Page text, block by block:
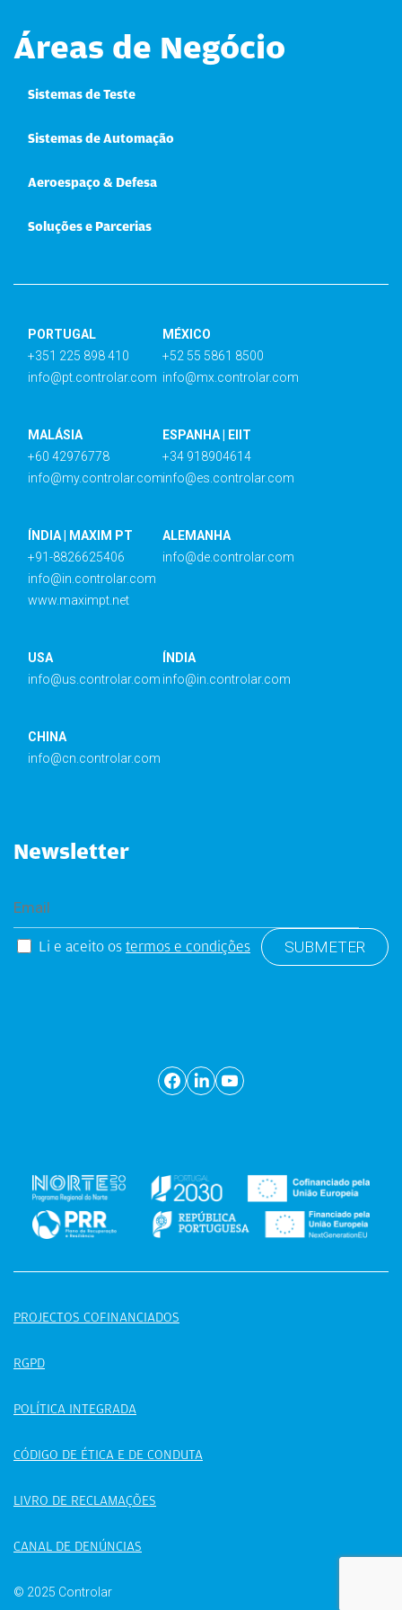
Áreas de Negócio
Sistemas de Teste
Sistemas de Automação
Aeroespaço & Defesa
Soluções e Parcerias
PORTUGAL
+351 225 898 410
info@pt.controlar.com
MÉXICO
+52 55 5861 8500
info@mx.controlar.com
MALÁSIA
+60 42976778
info@my.controlar.com
ESPANHA | EIIT
+34 918904614
info@es.controlar.com
ÍNDIA | MAXIM PT
+91-8826625406
info@in.controlar.com
www.maximpt.net
ALEMANHA
info@de.controlar.com
USA
info@us.controlar.com
ÍNDIA
info@in.controlar.com
CHINA
info@cn.controlar.com
Newsletter
Li e aceito os termos e condições
PROJECTOS COFINANCIADOS
RGPD
POLÍTICA INTEGRADA
CÓDIGO DE ÉTICA E DE CONDUTA
LIVRO DE RECLAMAÇÕES
CANAL DE DENÚNCIAS
© 2025 Controlar